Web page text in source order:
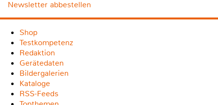
Newsletter abbestellen
Shop
Testkompetenz
Redaktion
Gerätedaten
Bildergalerien
Kataloge
RSS-Feeds